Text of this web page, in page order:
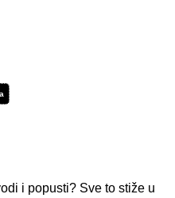
i popusti? Sve to stiže u